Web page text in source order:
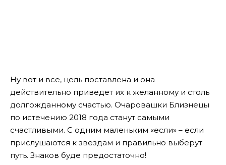
Ну вот и все, цель поставлена и она
действительно приведет их к желанному и столь
долгожданному счастью. Очаровашки Близнецы
по истечению 2018 года станут самыми
счастливыми. С одним маленьким «если» – если
прислушаются к звездам и правильно выберут
путь. Знаков буде предостаточно!